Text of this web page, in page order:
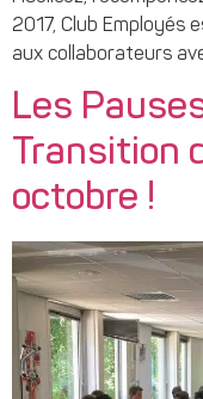
2017, Club Employés
aux collaborateurs
Les
Transition
octobre !